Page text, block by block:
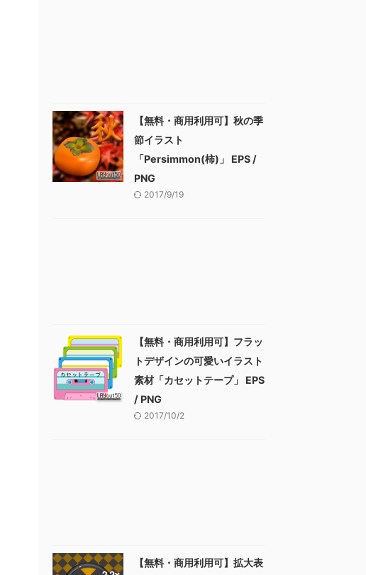
【無料・商用利用可】秋の季
節イラスト
「Persimmon(柿)」 EPS /
PNG
2017/9/19
【無料・商用利用可】フラッ
トデザインの可愛いイラスト
素材「カセットテープ」 EPS
/ PNG
2017/10/2
【無料・商用利用可】拡大表